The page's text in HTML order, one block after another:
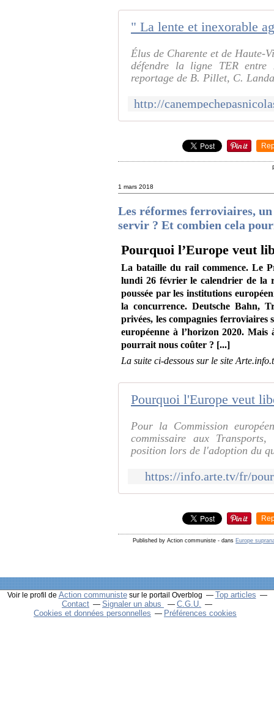
Élus de Charente et de Haute-
défendre la ligne TER entre
reportage de B. Pillet, C.
1 mars 2018
Les réformes ferroviaires,
servir ? Et combien cela
Pourquoi l’Europe veut
La bataille du rail commence. Le
lundi 26 février le calendrier de la
poussée par les institutions
la concurrence. Deutsche Bahn,
privées, les compagnies ferroviaires
européenne à l’horizon 2020.
pourrait nous coûter ? [...]
La suite ci-dessous sur le site
Pourquoi l'Europe veut
Pour la Commission
commissaire aux
position lors de l'adoption du
https://info.arte.tv/fr/
Published by Action communiste - dans Europe
Voir le profil de Action communistesur le portail Overblog
Top articles
Contact
Signaler un abus
C.G.U.
Cookies et données personnelles
Préférences cookies